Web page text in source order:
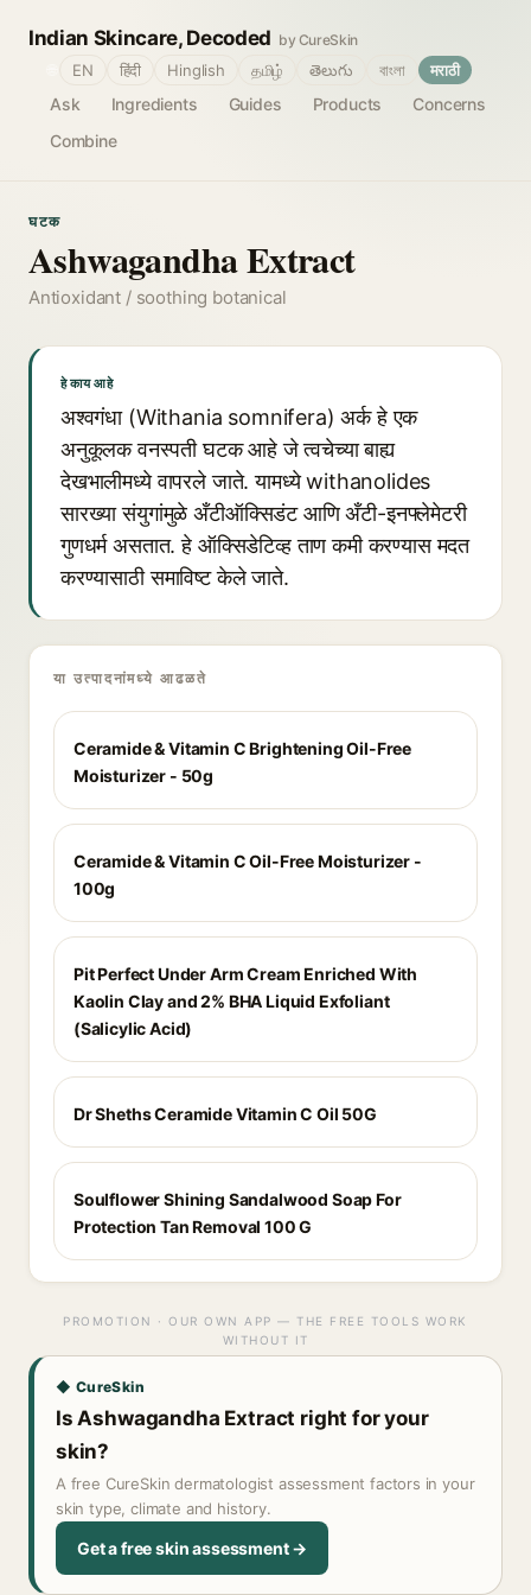
Indian Skincare, Decoded by CureSkin
Ask Ingredients Guides Products
Concerns
Combine
EN हिंदी Hinglish தமிழ் తెలుగు বাংলা मराठी
घटक
Ashwagandha Extract
Antioxidant / soothing botanical
हे काय आहे
अश्वगंधा (Withania somnifera) अर्क हे एक
अनुकूलक वनस्पती घटक आहे जे त्वचेच्या बाह्य
देखभालीमध्ये वापरले जाते. यामध्ये withanolides
सारख्या संयुगांमुळे अँटीऑक्सिडंट आणि अँटी-इनफ्लेमेटरी
गुणधर्म असतात. हे ऑक्सिडेटिव्ह ताण कमी करण्यास मदत
करण्यासाठी समाविष्ट केले जाते.
या उत्पादनांमध्ये आढळते
Ceramide & Vitamin C Brightening Oil-Free
Moisturizer - 50g
Ceramide & Vitamin C Oil-Free Moisturizer -
100g
Pit Perfect Under Arm Cream Enriched With
Kaolin Clay and 2% BHA Liquid Exfoliant
(Salicylic Acid)
Dr Sheths Ceramide Vitamin C Oil 50G
Soulflower Shining Sandalwood Soap For
Protection Tan Removal 100 G
PROMOTION · OUR OWN APP — THE FREE TOOLS WORK
WITHOUT IT
◆ CureSkin
Is Ashwagandha Extract right for your
skin?
A free CureSkin dermatologist assessment factors in your
skin type, climate and history.
Get a free skin assessment →